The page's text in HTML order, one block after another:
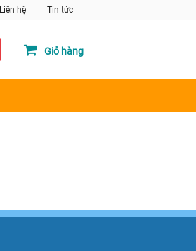
Liên hệ Tin tức
Giỏ hàng